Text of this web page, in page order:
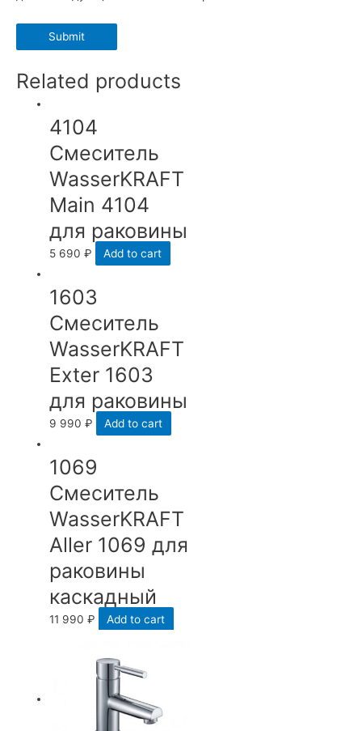
Related products
4104
Смеситель
WasserKRAFT
Main 4104
для раковины
5 690₽ Add to cart
1603
Смеситель
WasserKRAFT
Exter 1603
для раковины
9 990₽ Add to cart
1069
Смеситель
WasserKRAFT
Aller 1069 для
раковины
каскадный
11 990₽ Add to cart